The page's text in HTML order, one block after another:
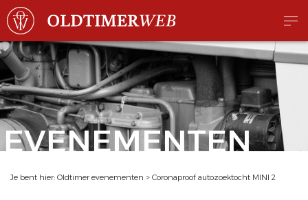
EVENEMENTEN
Je bent hier: Oldtimer evenementen > Coronaproof autozoektocht MINI 2